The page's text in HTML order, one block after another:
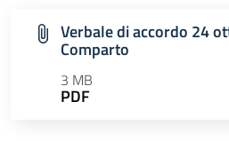
Verbale di accordo 24
Comparto
3 MB
PDF